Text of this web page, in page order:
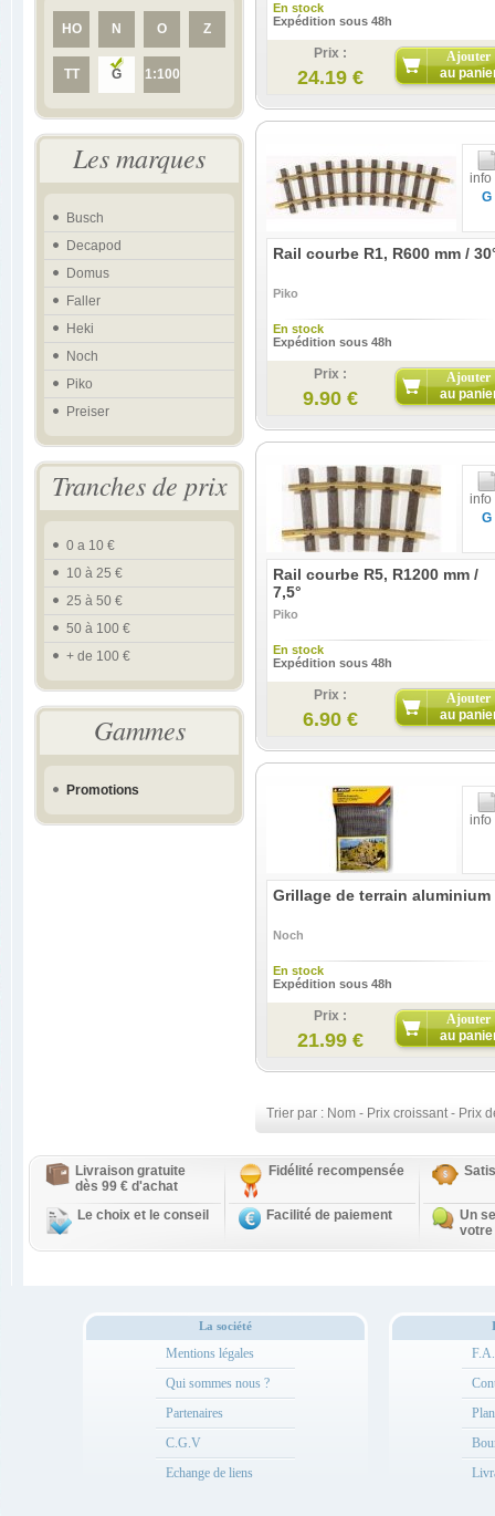
HO N O Z
TT G 1:100
Les marques
Busch
Decapod
Domus
Faller
Heki
Noch
Piko
Preiser
Tranches de prix
0 a 10 €
10 à 25 €
25 à 50 €
50 à 100 €
+ de 100 €
Gammes
Promotions
En stock
Expédition sous 48h
Prix :
24.19 €
Ajouter
au
info
G
Rail courbe R1, R600 mm /
Piko
En stock
Expédition sous 48h
Prix :
9.90 €
Ajouter
au
info
G
Rail courbe R5, R1200 mm /
7,5°
Piko
En stock
Expédition sous 48h
Prix :
6.90 €
Ajouter
au
info
Grillage de terrain aluminium
Noch
En stock
Expédition sous 48h
Prix :
21.99 €
Ajouter
au
Trier par : Nom - Prix croissant- Prix
Livraison gratuite
dès 99 € d'achat
Fidélité recompensée
Le choix et le conseil Facilité de paiement
Un
votre
La société
Mentions légales
Qui sommes nous ?
Partenaires
C.G.V
Echange de liens